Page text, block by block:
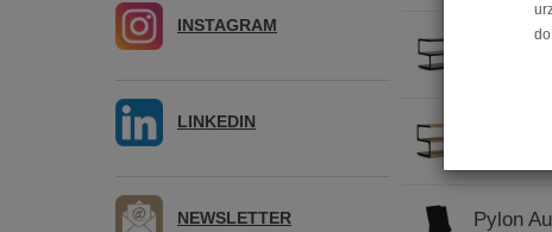
Pylon
Pylon
Pylon
INSTAGRAM
LINKEDIN
NEWSLETTER